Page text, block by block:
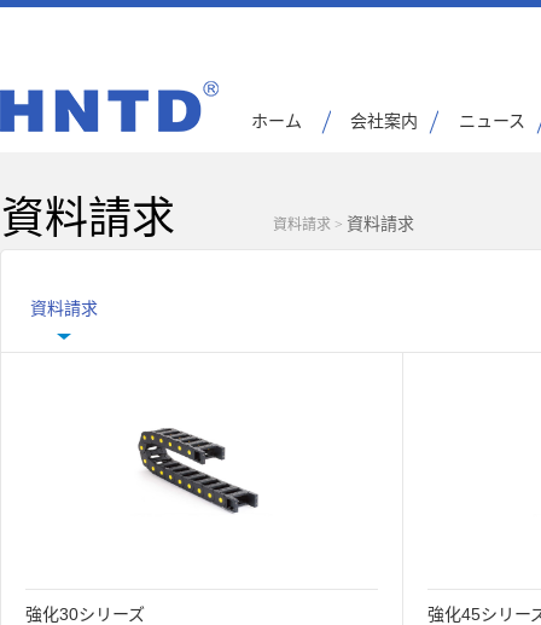
ホーム 会社案内 ニュース
資料請求 資料請求 > 資料請求
資料請求
強化30シリーズ 強化45シリー